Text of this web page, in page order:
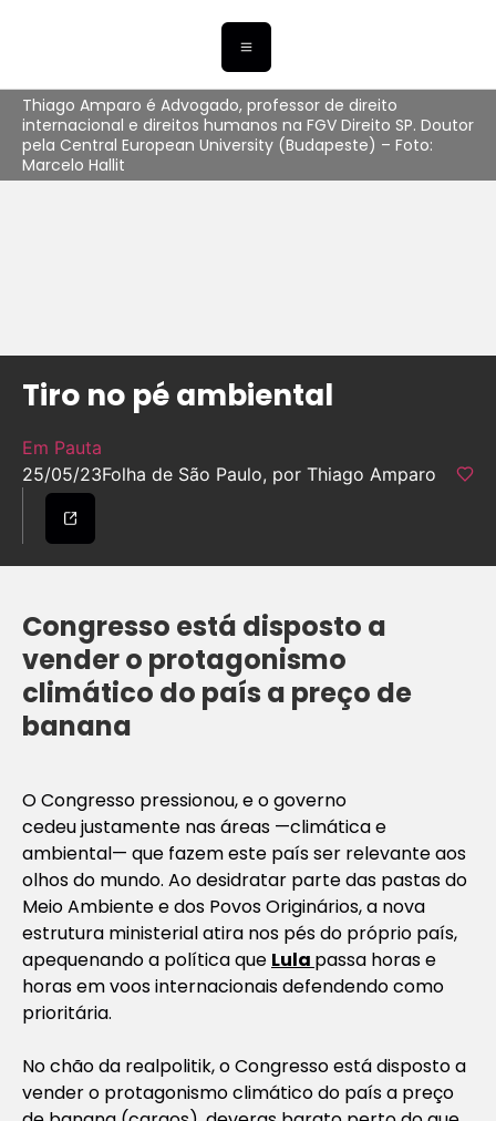
Thiago Amparo é Advogado, professor de direito
internacional e direitos humanos na FGV Direito SP. Doutor
pela Central European University (Budapeste) – Foto:
Marcelo Hallit
Tiro no pé ambiental
Em Pauta
25/05/23Folha de São Paulo, por Thiago Amparo
Congresso está disposto a
vender o protagonismo
climático do país a preço de
banana
O Congresso pressionou, e o governo
cedeu justamente nas áreas —climática e
ambiental— que fazem este país ser relevante aos
olhos do mundo. Ao desidratar parte das pastas do
Meio Ambiente e dos Povos Originários, a nova
estrutura ministerial atira nos pés do próprio país,
apequenando a política que Lula passa horas e
horas em voos internacionais defendendo como
prioritária.
No chão da realpolitik, o Congresso está disposto a
vender o protagonismo climático do país a preço